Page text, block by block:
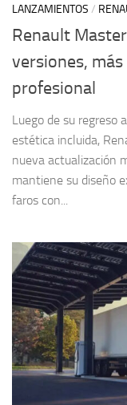
LANZAMIENTOS /
Renault
versiones,
profesional
Luego de su regreso
estética incluida,
nueva actualización
mantiene su diseño
faros con...